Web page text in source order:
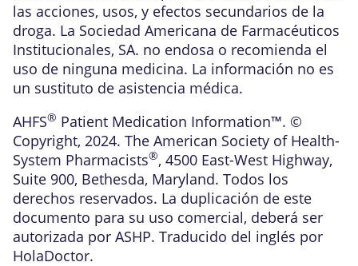
las acciones, usos, y efectos secundarios de la
droga. La Sociedad Americana de Farmacéuticos
Institucionales, SA. no endosa o recomienda el
uso de ninguna medicina. La información no es
un sustituto de asistencia médica.
AHFS® Patient Medication Information™. ©
Copyright, 2024. The American Society of Health-
System Pharmacists®, 4500 East-West Highway,
Suite 900, Bethesda, Maryland. Todos los
derechos reservados. La duplicación de este
documento para su uso comercial, deberá ser
autorizada por ASHP. Traducido del inglés por
HolaDoctor.